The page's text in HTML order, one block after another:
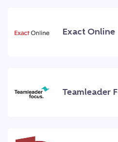
Exact Online
Teamleader